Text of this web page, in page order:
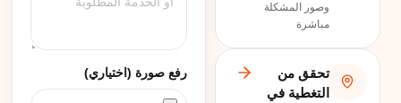
وصور المشكلة
مباشرة
تحقق من
التغطية في
رفع صورة (اختياري)